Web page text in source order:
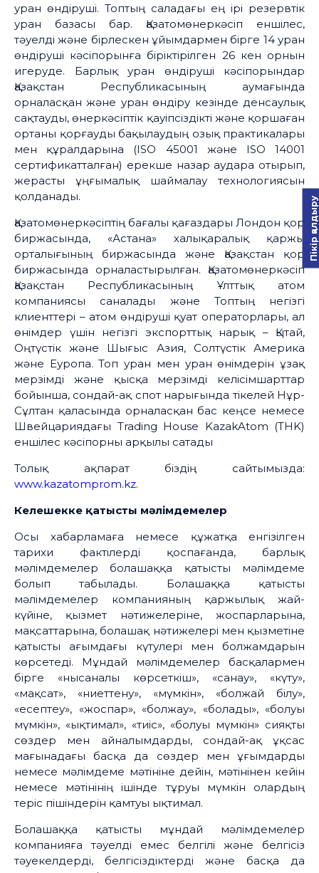
уран өндіруші. Топтың саладағы ең ірі резервтік
уран базасы бар. Қазатомөнеркәсіп еншілес,
тәуелді және бірлескен ұйымдармен бірге 14 уран
өндіруші кәсіпорынға біріктірілген 26 кен орнын
игеруде. Барлық уран өндіруші кәсіпорындар
Қазақстан Республикасының аумағында
орналасқан және уран өндіру кезінде денсаулық
сақтауды, өнеркәсіптік қауіпсіздікті және қоршаған
ортаны қорғауды бақылаудың озық практикалары
мен құралдарына (ISO 45001 және ISO 14001
сертификатталған) ерекше назар аудара отырып,
жерасты ұңғымалық шаймалау технологиясын
қолданады.
Қазатомөнеркәсіптің бағалы қағаздары Лондон қор
биржасында, «Астана» халықаралық қаржы
орталығының биржасында және Қазақстан қор
биржасында орналастырылған. Қазатомөнеркәсіп
Қазақстан Республикасының Ұлттық атом
компаниясы саналады және Топтың негізгі
клиенттері – атом өндіруші қуат операторлары, ал
өнімдер үшін негізгі экспорттық нарық – Қытай,
Оңтүстік және Шығыс Азия, Солтүстік Америка
және Еуропа. Топ уран мен уран өнімдерін ұзақ
мерзімді және қысқа мерзімді келісімшарттар
бойынша, сондай-ақ спот нарығында тікелей Нұр-
Сұлтан қаласында орналасқан бас кеңсе немесе
Швейцариядағы Trading House KazakAtom (THK)
еншілес кәсіпорны арқылы сатады
Толық ақпарат біздің сайтымызда:
www.kazatomprom.kz.
Келешекке қатысты мәлімдемелер
Осы хабарламаға немесе құжатқа енгізілген
тарихи фактілерді қоспағанда, барлық
мәлімдемелер болашаққа қатысты мәлімдеме
болып табылады. Болашаққа қатысты
мәлімдемелер компанияның қаржылық жай-
күйіне, қызмет нәтижелеріне, жоспарларына,
мақсаттарына, болашақ нәтижелері мен қызметіне
қатысты ағымдағы күтулері мен болжамдарын
көрсетеді. Мұндай мәлімдемелер басқалармен
бірге «нысаналы көрсеткіш», «санау», «күту»,
«мақсат», «ниеттену», «мүмкін», «болжай білу»,
«есептеу», «жоспар», «болжау», «болады», «болуы
мүмкін», «ықтимал», «тиіс», «болуы мүмкін» сияқты
сөздер мен айналымдарды, сондай-ақ ұқсас
мағынадағы басқа да сөздер мен ұғымдарды
немесе мәлімдеме мәтініне дейін, мәтінінен кейін
немесе мәтінінің ішінде тұруы мүмкін олардың
теріс пішіндерін қамтуы ықтимал.
Болашаққа қатысты мұндай мәлімдемелер
компанияға тәуелді емес белгілі және белгісіз
тәуекелдерді, белгісіздіктерді және басқа да
Пікір қалдыру